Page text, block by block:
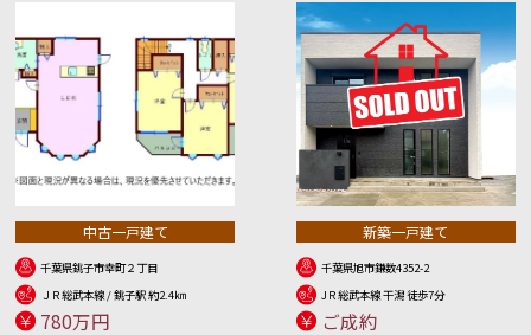
中古一戸建て
千葉県銚子市幸町２丁目
ＪＲ総武本線 / 銚子駅 約2.4㎞
780万円
新築一戸建て
千葉県旭市鎌数4352-2
JＲ総武本線 干潟 徒歩7分
ご成約